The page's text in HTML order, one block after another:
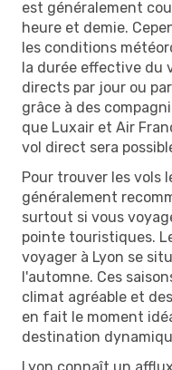
est généralement
heure et demie.
les conditions
la durée effective du
directs par jour ou
grâce à des
que Luxair et Air
vol direct sera
Pour trouver les vols
généralement
surtout si vous
pointe touristiques.
voyager à Lyon se
l'automne. Ces
climat agréable et
en fait le moment
destination